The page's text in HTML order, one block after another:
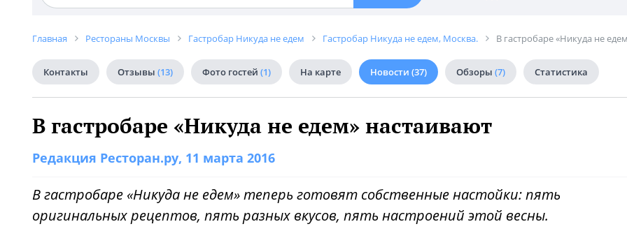
Главная Рестораны Москвы Гастробар Никуда не едем Гастробар Никуда не едем, Москва. В гастробаре «Никуда не
Контакты Отзывы (13) Фото гостей (1) На карте Новости (37) Обзоры (7) Статистика
В гастробаре «Никуда не едем» настаивают
Редакция Ресторан.ру, 11 марта 2016
В гастробаре «Никуда не едем» теперь готовят собственные настойки: пять
оригинальных рецептов, пять разных вкусов, пять настроений этой весны.